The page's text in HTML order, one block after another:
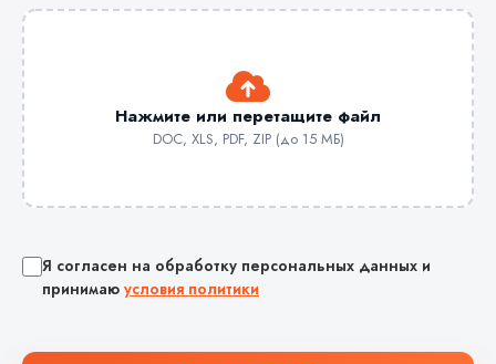
Нажмите или перетащите файл
DOC, XLS, PDF, ZIP (до 15 МБ)
Я согласен на обработку персональных данных и
принимаю условия политики